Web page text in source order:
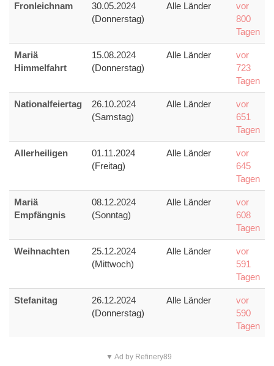
Fronleichnam
30.05.2024
(Donnerstag)
Alle Länder
vor
800
Tagen
Mariä
Himmelfahrt
15.08.2024
(Donnerstag)
Alle Länder
vor
723
Tagen
Nationalfeiertag
26.10.2024
(Samstag)
Alle Länder
vor
651
Tagen
Allerheiligen
01.11.2024
(Freitag)
Alle Länder
vor
645
Tagen
Mariä
Empfängnis
08.12.2024
(Sonntag)
Alle Länder
vor
608
Tagen
Weihnachten
25.12.2024
(Mittwoch)
Alle Länder
vor
591
Tagen
Stefanitag
26.12.2024
(Donnerstag)
Alle Länder
vor
590
Tagen
▼ Ad by Refinery89